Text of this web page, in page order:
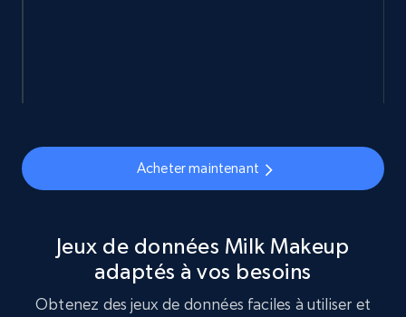
URL, Product id, Title, Original price, Final price,
Discount rate, Currency, Description, and more.
eCommerce
Acheter maintenant
Jeux de données Milk Makeup
adaptés à vos besoins
Obtenez des jeux de données faciles à utiliser et